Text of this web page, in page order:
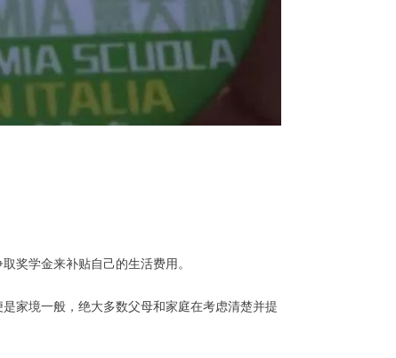
奖学金来补贴自己的生活费用。
家境一般，绝大多数父母和家庭在考虑清楚并提